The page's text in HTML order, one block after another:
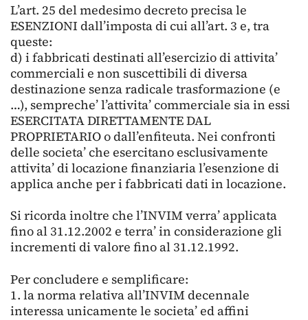
L’art. 25 del medesimo decreto precisa le
ESENZIONI dall’imposta di cui all’art. 3 e, tra
queste:
d) i fabbricati destinati all’esercizio di attivita’
commerciali e non suscettibili di diversa
destinazione senza radicale trasformazione (e
…), sempreche’ l’attivita’ commerciale sia in essi
ESERCITATA DIRETTAMENTE DAL
PROPRIETARIO o dall’enfiteuta. Nei confronti
delle societa’ che esercitano esclusivamente
attivita’ di locazione finanziaria l’esenzione di
applica anche per i fabbricati dati in locazione.
Si ricorda inoltre che l’INVIM verra’ applicata
fino al 31.12.2002 e terra’ in considerazione gli
incrementi di valore fino al 31.12.1992.
Per concludere e semplificare:
1. la norma relativa all’INVIM decennale
interessa unicamente le societa’ ed affini